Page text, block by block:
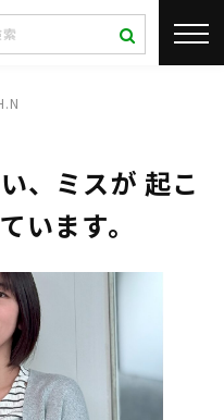
、ミスが 起こ
います。